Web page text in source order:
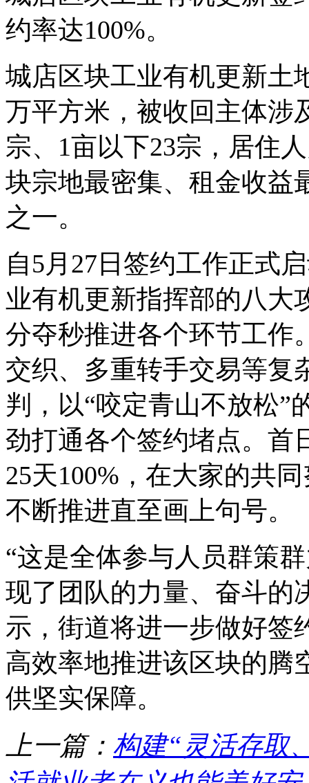
约率达100%。
城店区块工业有机更新土
万平方米，被收回主体涉
宗、1亩以下23宗，居住
块宗地最密集、租金收益
之一。
自5月27日签约工作正式
业有机更新指挥部的八大
分夺秒推进各个环节工作
交织、多重转手交易等复
判，以“咬定青山不放松”
劲打通各个签约堵点。首
25天100%，在大家的共
不断推进直至画上句号。
“这是全体参与人员群策
现了团队的力量、奋斗的
示，街道将进一步做好签
高效率地推进该区块的腾
供坚实保障。
上一篇： 构建“灵活存取